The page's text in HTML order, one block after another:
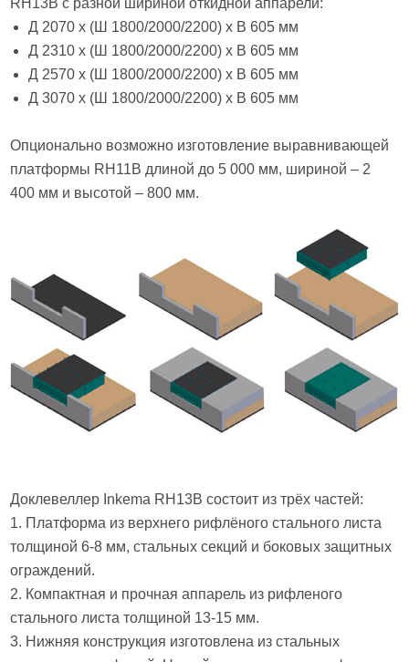
Д 2070 х (Ш 1800/2000/2200) х В 605 мм
Д 2310 х (Ш 1800/2000/2200) х В 605 мм
Д 2570 х (Ш 1800/2000/2200) х В 605 мм
Д 3070 х (Ш 1800/2000/2200) х В 605 мм
Опционально возможно изготовление выравнивающей
платформы RH11B длиной до 5 000 мм, шириной – 2
400 мм и высотой – 800 мм.
Доклевеллер Inkema RH13B состоит из трёх частей:
1. Платформа из верхнего рифлёного стального листа
толщиной 6-8 мм, стальных секций и боковых защитных
ограждений.
2. Компактная и прочная аппарель из рифленого
стального листа толщиной 13-15 мм.
3. Нижняя конструкция изготовлена из стальных